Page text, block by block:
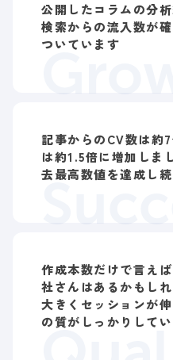
公開したコラムの分
検索からの流入数が
ついています
記事からのCV数は約
は約1.5倍に増加しま
去最高数値を達成し続
作成本数だけで言え
社さんはあるかもし
大きくセッションが
の質がしっかりして